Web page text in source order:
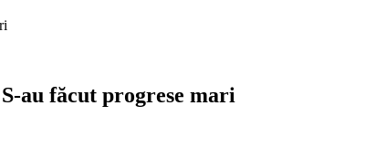
au făcut progrese mari